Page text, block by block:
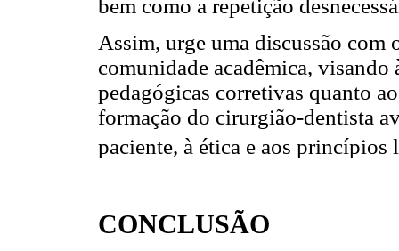
bem como a repetição
Assim, urge uma discussão com
comunidade acadêmica,
pedagógicas corretivas quanto
formação do cirurgião-dentista
paciente, à ética e aos
CONCLUSÃO